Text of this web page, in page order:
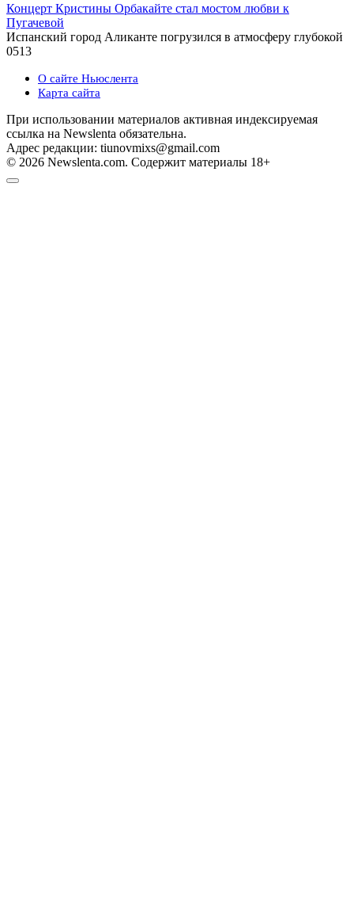
Концерт Кристины Орбакайте стал мостом любви к
Пугачевой
Испанский город Аликанте погрузился в атмосферу глубокой
0513
О сайте Ньюслента
Карта сайта
При использовании материалов активная индексируемая
ссылка на Newslenta обязательна.
Адрес редакции: tiunovmixs@gmail.com
© 2026 Newslenta.com. Содержит материалы 18+